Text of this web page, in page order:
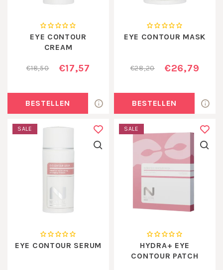
EYE CONTOUR
CREAM
€18,50 €17,57
BESTELLEN
EYE CONTOUR MASK
€28,20 €26,79
BESTELLEN
SALE
EYE CONTOUR SERUM
SALE
HYDRA+ EYE
CONTOUR PATCH